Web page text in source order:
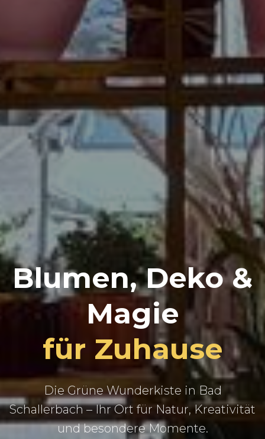
Blumen, Deko &
Magie
für Zuhause
Die Grüne Wunderkiste in Bad
Schallerbach – Ihr Ort für Natur, Kreativität
und besondere Momente.